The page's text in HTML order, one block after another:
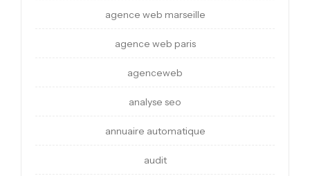
agence web marseille
agence web paris
agenceweb
analyse seo
annuaire automatique
audit